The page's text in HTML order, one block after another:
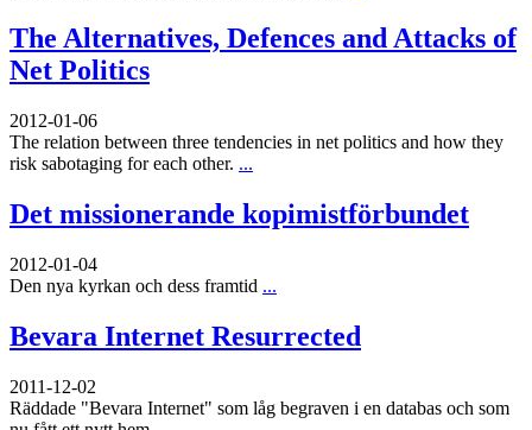
The Alternatives, Defences and Attacks of
Net Politics
2012-01-06
The relation between three tendencies in net politics and how they
risk sabotaging for each other. ...
Det missionerande kopimistförbundet
2012-01-04
Den nya kyrkan och dess framtid ...
Bevara Internet Resurrected
2011-12-02
Räddade "Bevara Internet" som låg begraven i en databas och som